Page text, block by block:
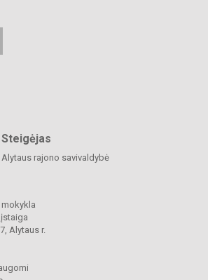
Steigėjas
Alytaus rajono savivaldybė
Alytaus r.